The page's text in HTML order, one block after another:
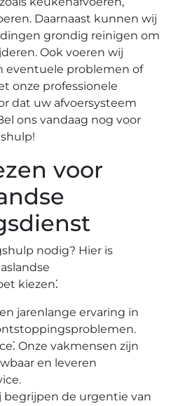
Daarnaast kunnen wij
grondig reinigen om
Ook voeren wij
eventuele problemen of
onze professionele
dat uw afvoersysteem
ons vandaag nog voor
voor
nodig? Hier is
kiezen⁚
jarenlange ervaring in
Onze vakmensen zijn
en leveren
begrijpen de urgentie van